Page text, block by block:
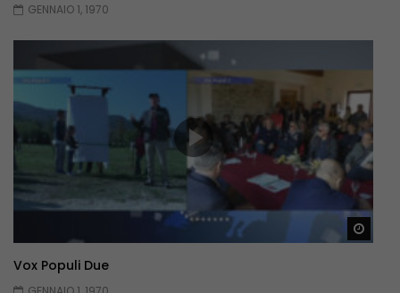
GENNAIO 1, 1970
Vox Populi Due